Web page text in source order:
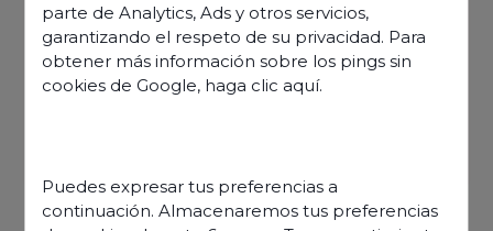
parte de Analytics, Ads y otros servicios,
garantizando el respeto de su privacidad. Para
obtener más información sobre los pings sin
cookies de Google, haga clic aquí.
Puedes expresar tus preferencias a
continuación. Almacenaremos tus preferencias